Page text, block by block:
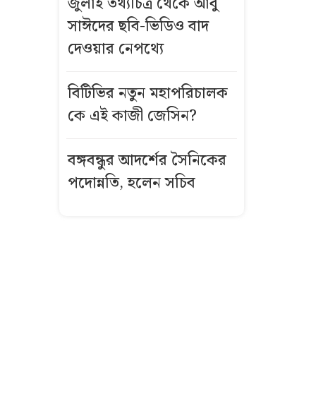
থিয়াগো কি
বার্সেলোনায়
যাচ্ছেন? মুখ
বিটিভির নতুন
ডিজি কে এই
জুলাই তথ্যচিত্র
সাঈদের ছবি-ভিডিও বাদ
দেওয়ার নেপথ্যে
বিটিভির নতুন মহাপরিচালক
কে এই কাজী জেসিন?
বঙ্গবন্ধুর আদর্শের সৈনিকের
পদোন্নতি, হলেন সচিব